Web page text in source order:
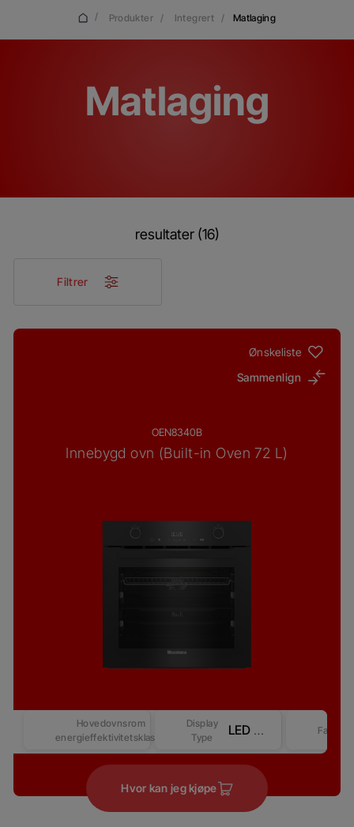
/ Produkter / Integrert / Matlaging
Matlaging
resultater (16)
Filtrer
Ønskeliste
Sammenlign
OEN8340B
Innebygd ovn (Built-in Oven 72 L)
Hovedovnsrom
energieffektivitetsklasse
Display
Type
LED Display - Touch&Knob Control Prologue-Beyond DAC Better– Competitive-2 Farge
Hvor kan jeg kjøpe